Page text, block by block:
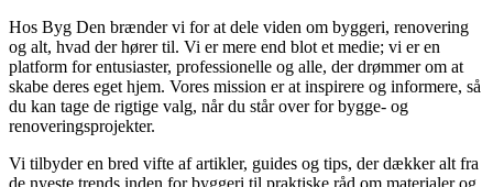
Hos Byg Den brænder vi for at dele viden om byggeri, renovering
og alt, hvad der hører til. Vi er mere end blot et medie; vi er en
platform for entusiaster, professionelle og alle, der drømmer om at
skabe deres eget hjem. Vores mission er at inspirere og informere, så
du kan tage de rigtige valg, når du står over for bygge- og
renoveringsprojekter.
Vi tilbyder en bred vifte af artikler, guides og tips, der dækker alt fra
de nyeste trends inden for byggeri til praktiske råd om materialer og